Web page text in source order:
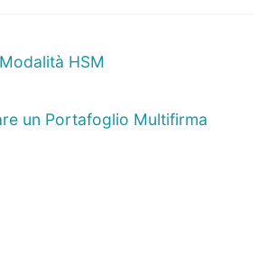
HSM
un Portafoglio Multifirma